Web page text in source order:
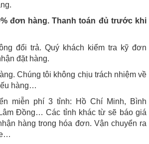
đơn hàng. Thanh toán đủ trước khi
đổi trả. Quý khách kiểm tra kỹ đơn
đặt hàng.
Chúng tôi không chịu trách nhiệm về
hàng…
miễn phí 3 tỉnh: Hồ Chí Minh, Bình
Đồng… Các tỉnh khác từ sẽ báo giá
hàng trong hóa đơn. Vận chuyển ra